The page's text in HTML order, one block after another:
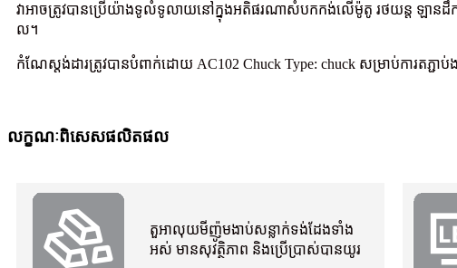
វាអាចត្រូវបានប្រើយ៉ាងទូលំទូលាយនៅក្នុងអតិផរណាសំបកកង់លើម៉ូតូ រថយន្ត ឡាន
ល។
កំណែស្តង់ដារត្រូវបានបំពាក់ដោយ AC102 Chuck Type: chuck សម្រាប់ការតភ្ជា
លក្ខណៈពិសេសផលិតផល
តួអាលុយមីញ៉ូមងាប់សន្លាក់ទង់ដែងទាំង
អស់ មានសុវត្ថិភាព និងប្រើប្រាស់បានយូរ